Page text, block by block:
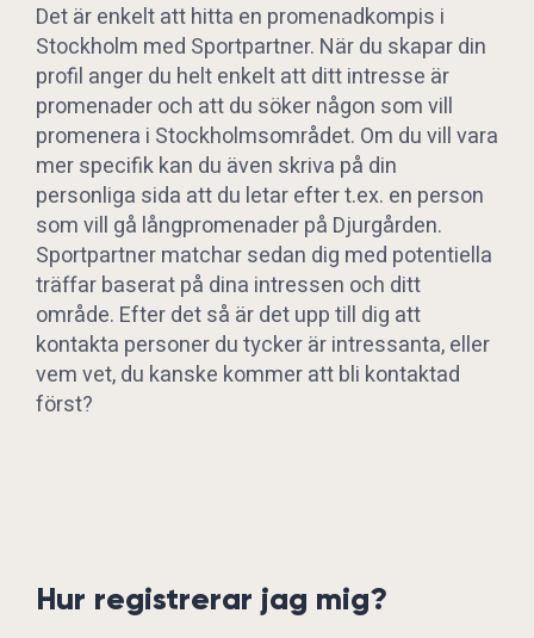
Det är enkelt att hitta en promenadkompis i
Stockholm med Sportpartner. När du skapar din
profil anger du helt enkelt att ditt intresse är
promenader och att du söker någon som vill
promenera i Stockholmsområdet. Om du vill vara
mer specifik kan du även skriva på din
personliga sida att du letar efter t.ex. en person
som vill gå långpromenader på Djurgården.
Sportpartner matchar sedan dig med potentiella
träffar baserat på dina intressen och ditt
område. Efter det så är det upp till dig att
kontakta personer du tycker är intressanta, eller
vem vet, du kanske kommer att bli kontaktad
först?
Hur registrerar jag mig?